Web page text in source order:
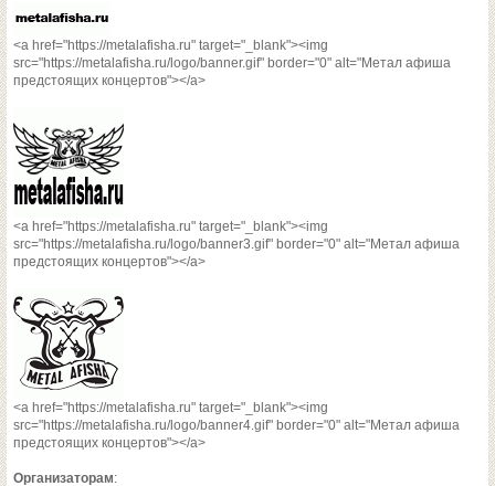
<a href="https://metalafisha.ru" target="_blank"><img
src="https://metalafisha.ru/logo/banner.gif" border="0" alt="Метал афиша
предстоящих концертов"></a>
<a href="https://metalafisha.ru" target="_blank"><img
src="https://metalafisha.ru/logo/banner3.gif" border="0" alt="Метал афиша
предстоящих концертов"></a>
<a href="https://metalafisha.ru" target="_blank"><img
src="https://metalafisha.ru/logo/banner4.gif" border="0" alt="Метал афиша
предстоящих концертов"></a>
Организаторам: